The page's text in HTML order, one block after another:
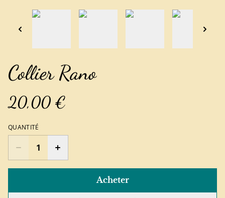
Collier Rano
20,00 €
QUANTITÉ
Acheter